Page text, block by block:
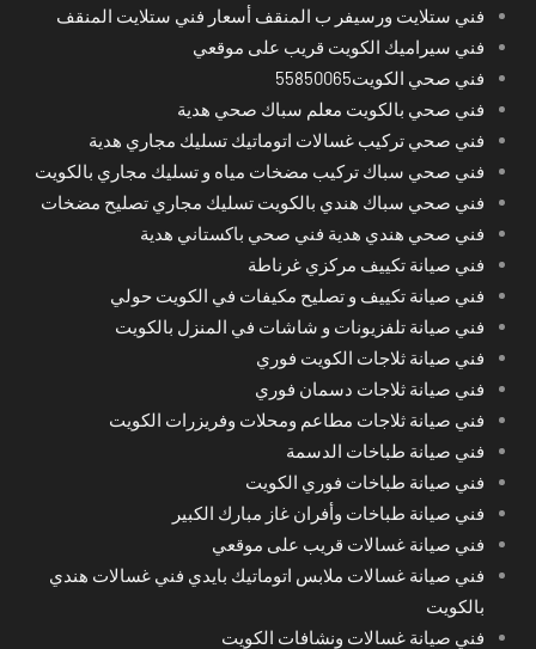
فني ستلايت ورسيفر ب المنقف أسعار فني ستلايت المنقف
فني سيراميك الكويت قريب على موقعي
فني صحي الكويت55850065
فني صحي بالكويت معلم سباك صحي هدية
فني صحي تركيب غسالات اتوماتيك تسليك مجاري هدية
فني صحي سباك تركيب مضخات مياه و تسليك مجاري بالكويت
فني صحي سباك هندي بالكويت تسليك مجاري تصليح مضخات
فني صحي هندي هدية فني صحي باكستاني هدية
فني صيانة تكييف مركزي غرناطة
فني صيانة تكييف و تصليح مكيفات في الكويت حولي
فني صيانة تلفزيونات و شاشات في المنزل بالكويت
فني صيانة ثلاجات الكويت فوري
فني صيانة ثلاجات دسمان فوري
فني صيانة ثلاجات مطاعم ومحلات وفريزرات الكويت
فني صيانة طباخات الدسمة
فني صيانة طباخات فوري الكويت
فني صيانة طباخات وأفران غاز مبارك الكبير
فني صيانة غسالات قريب على موقعي
فني صيانة غسالات ملابس اتوماتيك بايدي فني غسالات هندي
بالكويت
فني صيانة غسالات ونشافات الكويت